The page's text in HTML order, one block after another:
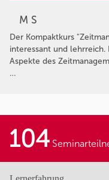
M S
Der Kompaktkurs
interessant und
Aspekte des
…
104